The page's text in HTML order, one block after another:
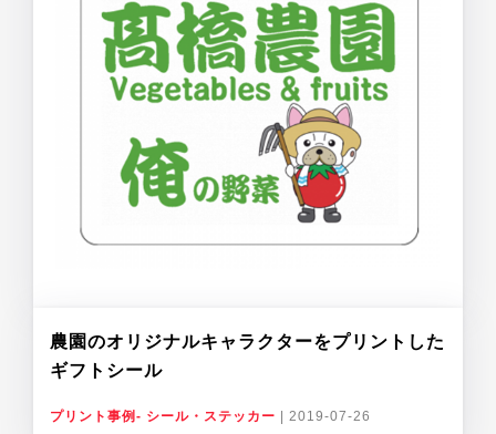
農園のオリジナルキャラクターをプリントした
ギフトシール
プリント事例- シール・ステッカー 2019-07-26